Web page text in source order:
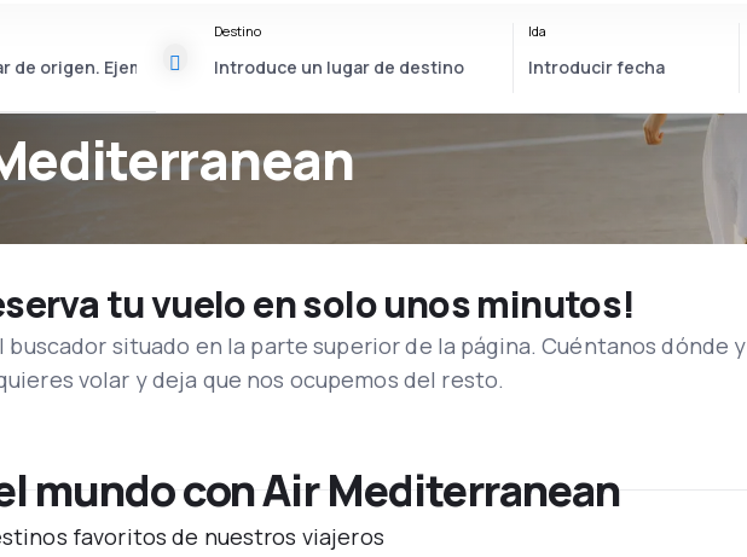
Destino Ida
tu vuelo en solo unos minutos!
buscador situado en la parte superior de la página. Cuéntanos dónde y
volar y deja que nos ocupemos del resto.
mundo con Air Mediterranean
favoritos de nuestros viajeros